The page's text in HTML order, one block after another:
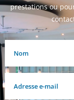
prestations ou